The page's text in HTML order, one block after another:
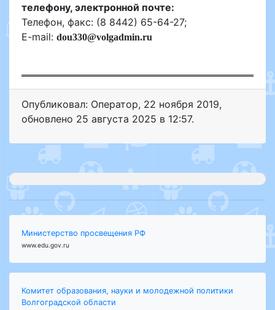
телефону, электронной почте:
Телефон, факс: (8 8442) 65-64-27;
E-mail: dou330@volgadmin.ru
Опубликовал: Оператор, 22 ноября 2019,
обновлено 25 августа 2025 в 12:57.
Министерство просвещения РФ
www.edu.gov.ru
Комитет образования, науки и молодежной политики
Волгоградской области